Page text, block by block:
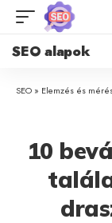
SEO alapok
SEO » Elemzés és
10